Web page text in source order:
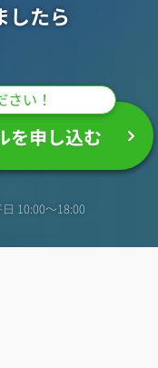
したら
い！
を申し込む
10:00〜18:00